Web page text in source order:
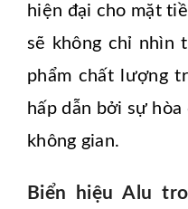
hiện đại cho mặt
sẽ không chỉ nhìn
phẩm chất lượng
hấp dẫn bởi sự
không gian.
Biển hiệu Alu